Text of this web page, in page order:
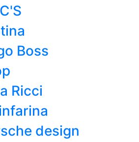
Boss
Ricci
design